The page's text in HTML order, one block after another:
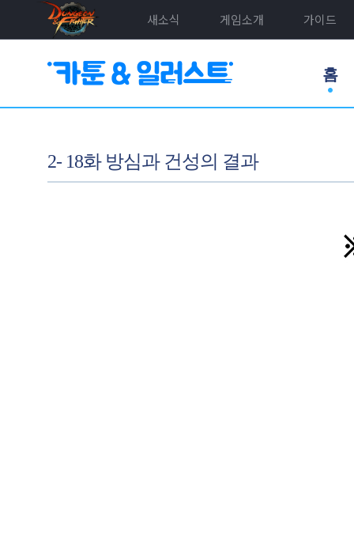
새소식 게임소개 가이드
홈
2- 18화 방심과 건성의 결과